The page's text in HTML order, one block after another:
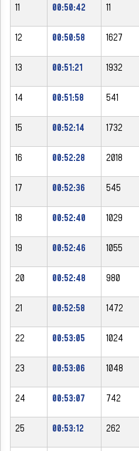
11 00:50:42 11
12 00:50:58 1627
13 00:51:21 1932
14 00:51:58 541
15 00:52:14 1732
16 00:52:28 2018
17 00:52:36 545
18 00:52:40 1029
19 00:52:46 1055
20 00:52:48 980
21 00:52:58 1472
22 00:53:05 1024
23 00:53:06 1048
24 00:53:07 742
25 00:53:12 262